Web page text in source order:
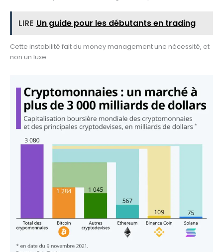
LIRE Un guide pour les débutants en trading
Cette instabilité fait du money management une nécessité, et
non un luxe.